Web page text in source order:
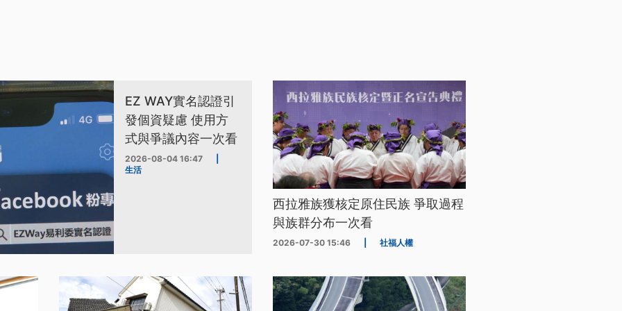
EZ WAY實名認證引
發個資疑慮 使用方
式與爭議內容一次看
2026-08-04 16:47
生活
西拉雅族獲核定原住民族 爭取過程
與族群分布一次看
2026-07-30 15:46 社福人權